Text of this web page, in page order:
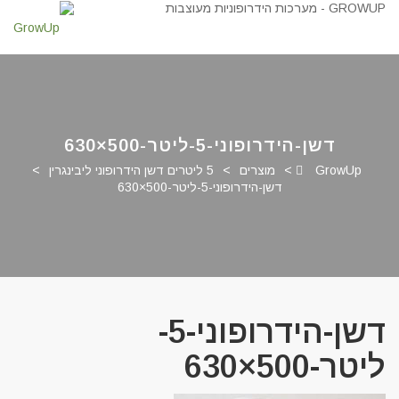
דשן-הידרופוני-5-ליטר-500×630
GrowUp
> מוצרים > 5 ליטרים דשן הידרופוני ליבינגרין
>
דשן-הידרופוני-5-ליטר-500×630
דשן-הידרופוני-5-
ליטר-500×630